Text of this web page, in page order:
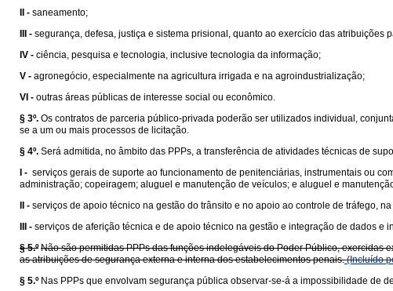
II - saneamento;
III - segurança, defesa, justiça e sistema prisional, quanto ao exercício das atribuições
IV - ciência, pesquisa e tecnologia, inclusive tecnologia da informação;
V - agronegócio, especialmente na agricultura irrigada e na agroindustrialização;
VI - outras áreas públicas de interesse social ou econômico.
§ 3º. Os contratos de parceria público-privada poderão ser utilizados individual,
se a um ou mais processos de licitação.
§ 4º. Será admitida, no âmbito das PPPs, a transferência de atividades técnicas de
I - serviços gerais de suporte ao funcionamento de penitenciárias, instrumentais ou
administração; copeiragem; aluguel e manutenção de veículos; e aluguel e
II - serviços de apoio técnico na gestão do trânsito e no apoio ao controle de tráfego,
III - serviços de aferição técnica e de apoio técnico na gestão e integração de dados
§ 5.º Não são permitidas PPPs das funções indelegáveis do Poder Público,
as atribuições de segurança externa e interna dos estabelecimentos penais.(Incluído
§ 5.º Nas PPPs que envolvam segurança pública observar-se-á a impossibilidade de